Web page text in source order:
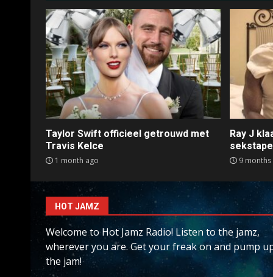
Taylor Swift officieel getrouwd met
Travis Kelce
1 month ago
Ray J
sekstape
9 months
HOT JAMZ
Welcome to Hot Jamz Radio! Listen to the jamz,
wherever you are. Get your freak on and pump
the jam!